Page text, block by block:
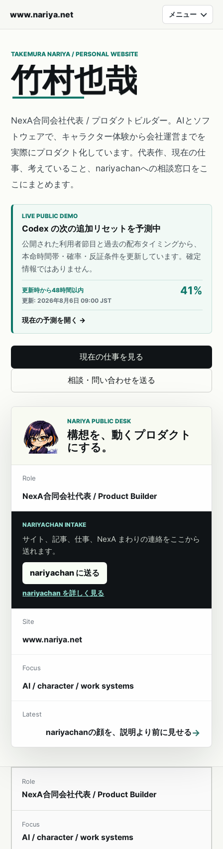
www.nariya.net メニュー
TAKEMURA NARIYA / PERSONAL WEBSITE
竹村也哉
NexA合同会社代表 / プロダクトビルダー。AIとソフ
トウェアで、キャラクター体験から会社運営までを
実際にプロダクト化しています。代表作、現在の仕
事、考えていること、nariyachanへの相談窓口をこ
こにまとめます。
LIVE PUBLIC DEMO
Codex の次の追加リセットを予測中
公開された利用者節目と過去の配布タイミングから、
本命時間帯・確率・反証条件を更新しています。確定
情報ではありません。
更新時から48時間以内 41%
更新:2026年8月6日 09:00 JST
現在の予測を開く →
現在の仕事を見る
相談・問い合わせを送る
NARIYA PUBLIC DESK
構想を、動くプロダクト
にする。
Role
NexA合同会社代表 / Product Builder
NARIYACHAN INTAKE
サイト、記事、仕事、NexA まわりの連絡をここから
送れます。
nariyachan に送る
nariyachan を詳しく見る
Site
www.nariya.net
Focus
AI / character / work systems
Latest
nariyachanの顔を、説明より前に見せる→
Role
NexA合同会社代表 / Product Builder
Focus
AI / character / work systems